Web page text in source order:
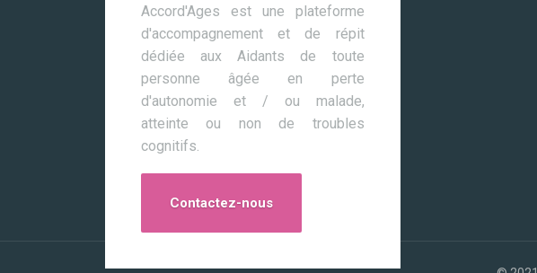
Accord'Ages est une plateforme
d'accompagnement et de répit
dédiée aux Aidants de toute
personne âgée en perte
d'autonomie et / ou malade,
atteinte ou non de troubles
cognitifs.
Contactez-nous